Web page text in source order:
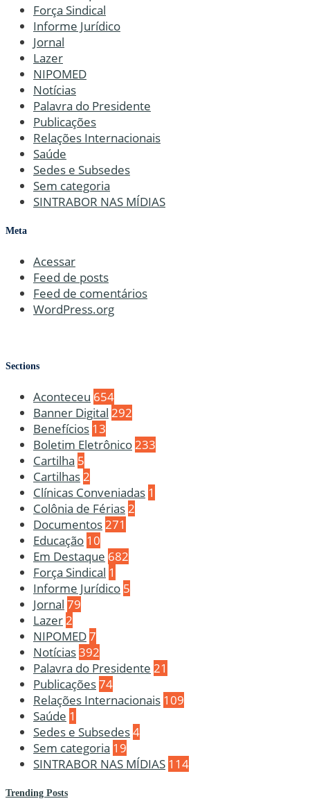
Força Sindical
Informe Jurídico
Jornal
Lazer
NIPOMED
Notícias
Palavra do Presidente
Publicações
Relações Internacionais
Saúde
Sedes e Subsedes
Sem categoria
SINTRABOR NAS MÍDIAS
Meta
Acessar
Feed de posts
Feed de comentários
WordPress.org
Sections
Aconteceu 654
Banner Digital 292
Benefícios 13
Boletim Eletrônico 233
Cartilha 5
Cartilhas 2
Clínicas Conveniadas 1
Colônia de Férias 2
Documentos 271
Educação 10
Em Destaque 682
Força Sindical 1
Informe Jurídico 5
Jornal 79
Lazer 2
NIPOMED7
Notícias392
Palavra do Presidente 21
Publicações74
Relações Internacionais 109
Saúde 1
Sedes e Subsedes4
Sem categoria 19
SINTRABOR NAS MÍDIAS 114
Trending Posts